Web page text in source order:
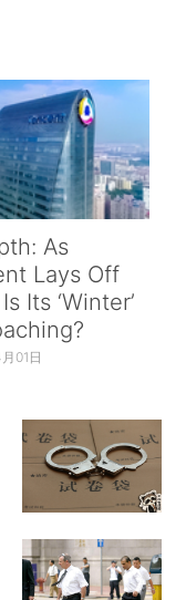
As
Lays Off
Its ‘Winter’
01日